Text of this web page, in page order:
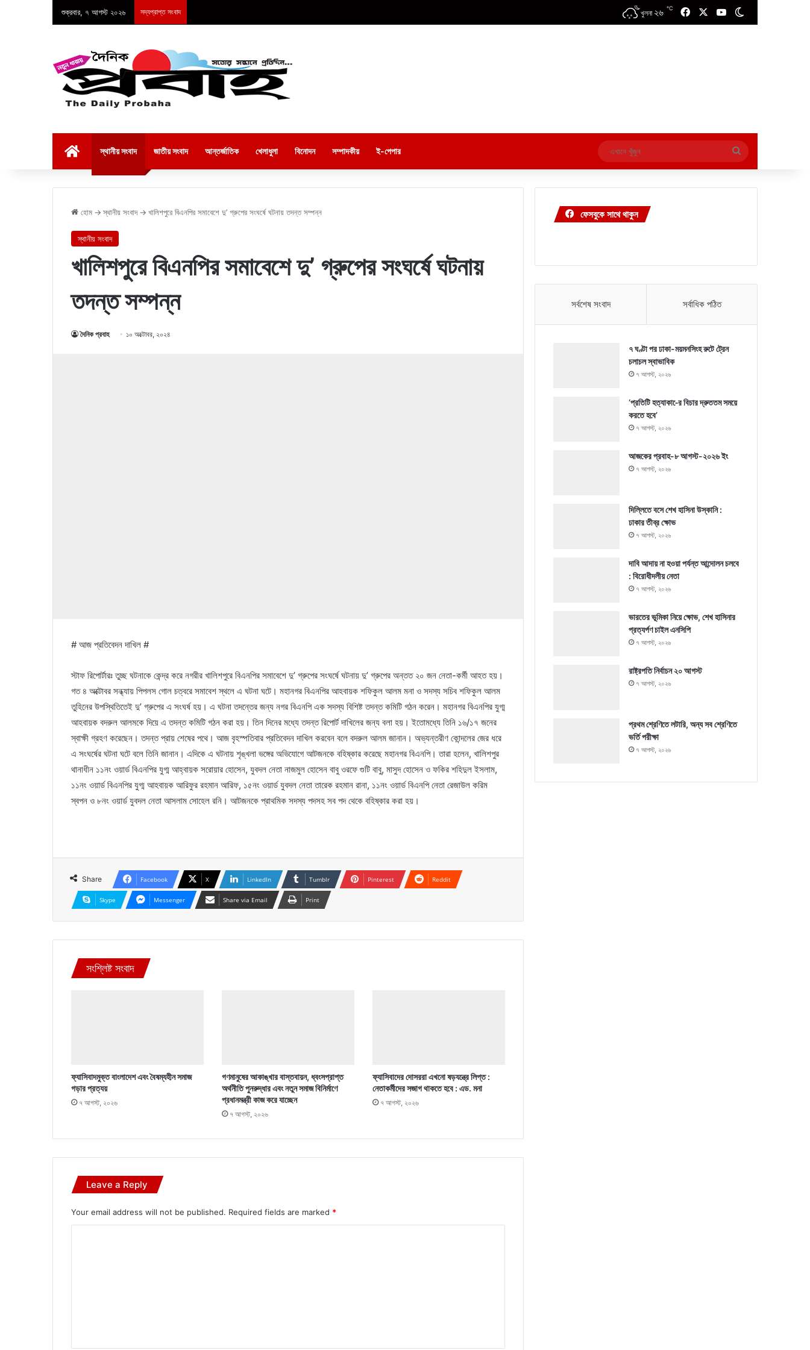
শুক্রবার, ৭ আগস্ট ২০২৬ সদ্যপ্রাপ্ত সংবাদ খুলনা ২৬ ℃ FacebookYouTube
স্থানীয় সংবাদ জাতীয় সংবাদ আন্তর্জাতিক খেলাধুলা বিনোদন সম্পাদকীয় ই-পেপার
এখানে
খুঁজুন
হোম → স্থানীয় সংবাদ → খালিশপুরে বিএনপির সমাবেশে দু’ গ্রুপের সংঘর্ষে ঘটনায় তদন্ত সম্পন্ন
স্থানীয় সংবাদ
খালিশপুরে বিএনপির সমাবেশে দু’ গ্রুপের সংঘর্ষে ঘটনায়
তদন্ত সম্পন্ন
দৈনিক প্রবাহ ১০ অক্টোবর, ২০২৪
# আজ প্রতিবেদন দাখিল #
স্টাফ রিপোর্টারঃ তুচ্ছ ঘটনাকে কেন্দ্র করে নগরীর খালিশপুরে বিএনপির সমাবেশে দু’ গ্রুপের সংঘর্ষে ঘটনায় দু’ গ্রুপের অন্তত ২০ জন নেতা-কর্মী আহত হয়।
গত ৪ অক্টোবর সন্ধ্যায় পিপলস গোল চত্বরে সমাবেশ স্থলে এ ঘটনা ঘটে। মহানগর বিএনপির আহবায়ক শফিকুল আলম মনা ও সদস্য সচিব শফিকুল আলম
তুহিনের উপস্থিতিতেই দু’ গ্রুপের এ সংঘর্ষ হয়। এ ঘটনা তদন্তের জন্য নগর বিএনপি এক সদস্য বিশিষ্ট তদন্ত কমিটি গঠন করেন। মহানগর বিএনপির যুগ্ম
আহবায়ক বদরুল আলমকে দিয়ে এ তদন্ত কমিটি গঠন করা হয়। তিন দিনের মধ্যে তদন্ত রিপোর্ট দাখিলের জন্য বলা হয়। ইতোমধ্যে তিনি ১৬/১৭ জনের
স্বাক্ষী গ্রহণ করেছেন। তদন্ত প্রায় শেষের পথে। আজ বৃহস্পতিবার প্রতিবেদন দাখিল করবেন বলে বদরুল আলম জানান। অভ্যন্তরীণ কোন্দলের জের ধরে
এ সংঘর্ষের ঘটনা ঘটে বলে তিনি জানান। এদিকে এ ঘটনায় শৃঙ্খলা ভঙ্গের অভিযোগে আটজনকে বহিষ্কার করেছে মহানগর বিএনপি। তারা হলেন, খালিশপুর
থানাধীন ১১নং ওয়ার্ড বিএনপির যুগ্ম আহ্বায়ক সরোয়ার হোসেন, যুবদল নেতা নাজমুল হোসেন বাবু ওরফে গুটি বাবু, মাসুদ হোসেন ও ফকির শহিদুল ইসলাম,
১১নং ওয়ার্ড বিএনপির যুগ্ম আহবায়ক আরিফুর রহমান আরিফ, ১৫নং ওয়ার্ড যুবদল নেতা তারেক রহমান রানা, ১১নং ওয়ার্ড বিএনপি নেতা রেজাউল করিম
স্বপন ও ৮নং ওয়ার্ড যুবদল নেতা আসলাম সোহেল রনি। আটজনকে প্রাথমিক সদস্য পদসহ সব পদ থেকে বহিষ্কার করা হয়।
Share Facebook X LinkedIn Tumblr Pinterest Reddit
Skype Messenger Share via Email Print
সংশ্লিষ্ট সংবাদ
ফ্যাসিবাদমুক্ত বাংলাদেশ এবং বৈষম্যহীন সমাজ
গড়ার প্রত্যয়
৭ আগস্ট, ২০২৬
গণমানুষের আকাঙ্খার বাস্তবায়ন, ধ্বংসপ্রাপ্ত
অর্থনীতি পুনরুদ্ধার এবং নতুন সমাজ বিনির্মাণে
প্রধানমন্ত্রী কাজ করে যাচ্ছেন
৭ আগস্ট, ২০২৬
ফ্যাসিবাদের দোসররা এখনো ষড়যন্ত্রে লিপ্ত :
নেতাকর্মীদের সজাগ থাকতে হবে : এড. মনা
৭ আগস্ট, ২০২৬
Leave a Reply
Your email address will not be published. Required fields are marked *
ফেসবুকে সাথে থাকুন
সর্বশেষ সংবাদ সর্বাধিক পঠিত
৭ ঘণ্টা পর ঢাকা-ময়মনসিংহ রুটে ট্রেন
চলাচল স্বাভাবিক
৭ আগস্ট, ২০২৬
‘প্রতিটি হত্যাকা-ের বিচার দ্রুততম সময়ে
করতে হবে’
৭ আগস্ট, ২০২৬
আজকের প্রবাহ-৮ আগস্ট-২০২৬ ইং
৭ আগস্ট, ২০২৬
দিল্লিতে বসে শেখ হাসিনা উস্কানি :
ঢাকার তীব্র ক্ষোভ
৭ আগস্ট, ২০২৬
দাবি আদায় না হওয়া পর্যন্ত আন্দোলন চলবে
: বিরোধীদলীয় নেতা
৭ আগস্ট, ২০২৬
ভারতের ভূমিকা নিয়ে ক্ষোভ, শেখ হাসিনার
প্রত্যর্পণ চাইল এনসিপি
৭ আগস্ট, ২০২৬
রাষ্ট্রপতি নির্বাচন ২০ আগস্ট
৭ আগস্ট, ২০২৬
প্রথম শ্রেণিতে লটারি, অন্য সব শ্রেণিতে
ভর্তি পরীক্ষা
৭ আগস্ট, ২০২৬